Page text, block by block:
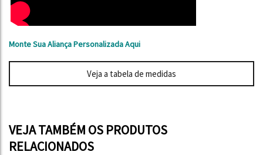
Monte Sua Aliança Personalizada Aqui
Veja a tabela de medidas
VEJA TAMBÉM OS PRODUTOS
RELACIONADOS